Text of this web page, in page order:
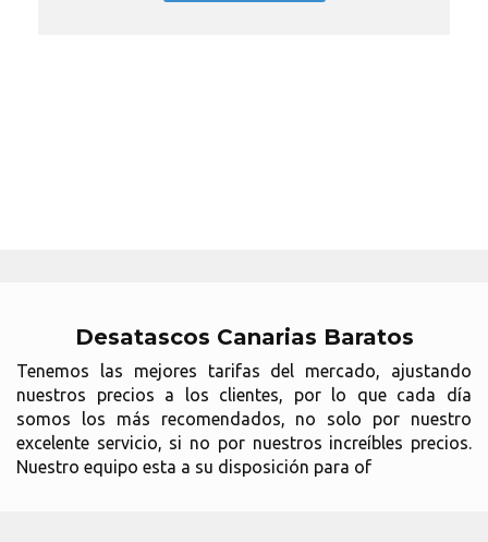
Desatascos Canarias Baratos
Tenemos las mejores tarifas del mercado, ajustando
nuestros precios a los clientes, por lo que cada día
somos los más recomendados, no solo por nuestro
excelente servicio, si no por nuestros increíbles precios.
Nuestro equipo esta a su disposición para of